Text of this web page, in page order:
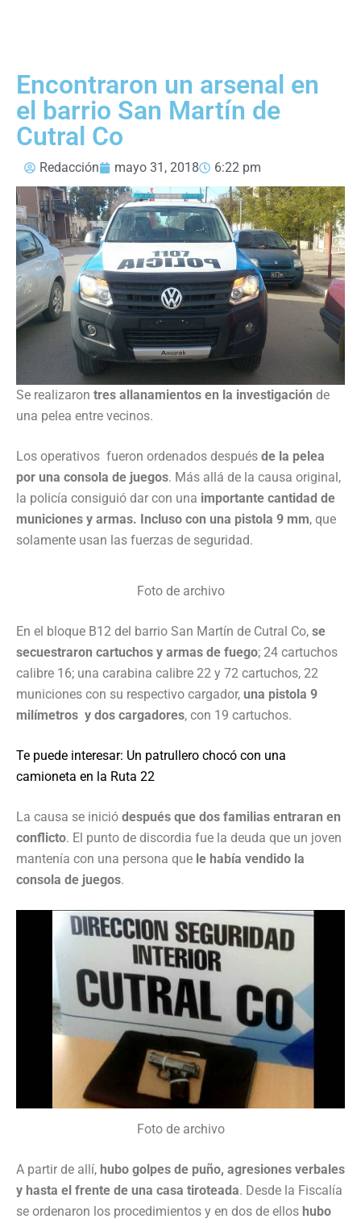
Encontraron un arsenal en
el barrio San Martín de
Cutral Co
Redacción mayo 31, 2018 6:22 pm
Se realizaron tres allanamientos en la investigación de
una pelea entre vecinos.
Los operativos fueron ordenados después de la pelea
por una consola de juegos. Más allá de la causa original,
la policía consiguió dar con una importante cantidad de
municiones y armas. Incluso con una pistola 9 mm, que
solamente usan las fuerzas de seguridad.
Foto de archivo
En el bloque B12 del barrio San Martín de Cutral Co, se
secuestraron cartuchos y armas de fuego; 24 cartuchos
calibre 16; una carabina calibre 22 y 72 cartuchos, 22
municiones con su respectivo cargador, una pistola 9
milímetros y dos cargadores, con 19 cartuchos.
Te puede interesar: Un patrullero chocó con una
camioneta en la Ruta 22
La causa se inició después que dos familias entraran en
conflicto. El punto de discordia fue la deuda que un joven
mantenía con una persona que le había vendido la
consola de juegos.
Foto de archivo
A partir de allí, hubo golpes de puño, agresiones verbales
y hasta el frente de una casa tiroteada. Desde la Fiscalía
se ordenaron los procedimientos y en dos de ellos hubo